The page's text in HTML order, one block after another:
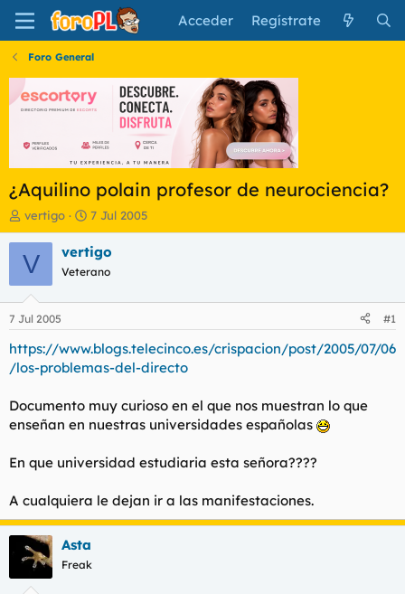
Acceder Regístrate
Foro General
¿Aquilino polain profesor de neurociencia?
I
n
i
c
a
d
o
r
d
e
t
e
a
vertigo
F
e
c
h
a
i
n
c
o
7 Jul 2005
V vertigo
Veterano
7 Jul 2005 #1
https://www.blogs.telecinco.es/crispacion/post/2005/07/06
/los-problemas-del-directo
Documento muy curioso en el que nos muestran lo que
enseñan en nuestras universidades españolas
En que universidad estudiaria esta señora????
A cualquiera le dejan ir a las manifestaciones.
Asta
Freak